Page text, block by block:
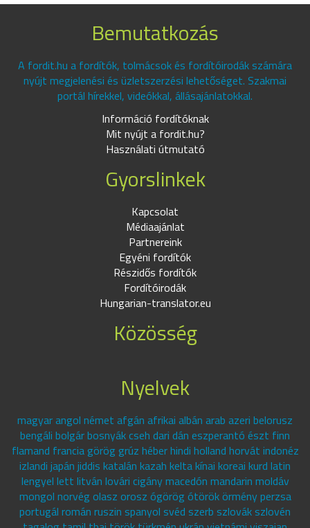
Bemutatkozás
A fordit.hu a fordítók, tolmácsok és fordítóirodák számára
nyújt megjelenési és üzletszerzési lehetőséget. Szakmai
portál hírekkel, videókkal, állásajánlatokkal.
Információ fordítóknak
Mit nyújt a fordit.hu?
Használati útmutató
Gyorslinkek
Kapcsolat
Médiaajánlat
Partnereink
Egyéni fordítók
Részidős fordítók
Fordítóirodák
Hungarian-translator.eu
Közösség
Nyelvek
magyar angol német afgán afrikai albán arab azeri belorusz
bengáli bolgár bosnyák cseh dari dán eszperantó észt finn
flamand francia görög grúz héber hindi holland horvát indonéz
izlandi japán jiddis katalán kazah kelta kínai koreai kurd latin
lengyel lett litván lovári cigány macedón mandarin moldáv
mongol norvég olasz orosz ógörög ótörök örmény perzsa
portugál román ruszin spanyol svéd szerb szlovák szlovén